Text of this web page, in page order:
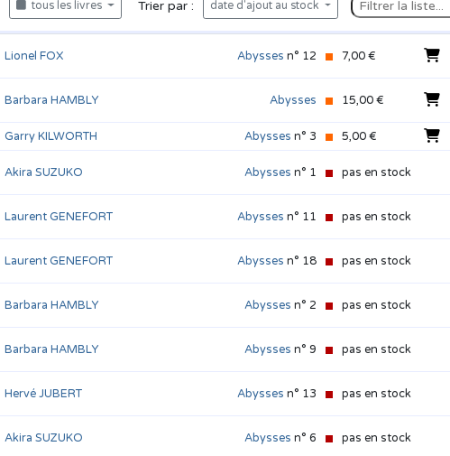
tous les livres Trier par : date d'ajout au stock
Lionel FOX Abysses n° 12 7,00 €
Barbara HAMBLY Abysses 15,00 €
Garry KILWORTH Abysses n° 3 5,00 €
Akira SUZUKO Abysses n° 1 pas en stock
Laurent GENEFORT Abysses n° 11 pas en stock
Laurent GENEFORT Abysses n° 18 pas en stock
Barbara HAMBLY Abysses n° 2 pas en stock
Barbara HAMBLY Abysses n° 9 pas en stock
Hervé JUBERT Abysses n° 13 pas en stock
Akira SUZUKO Abysses n° 6 pas en stock